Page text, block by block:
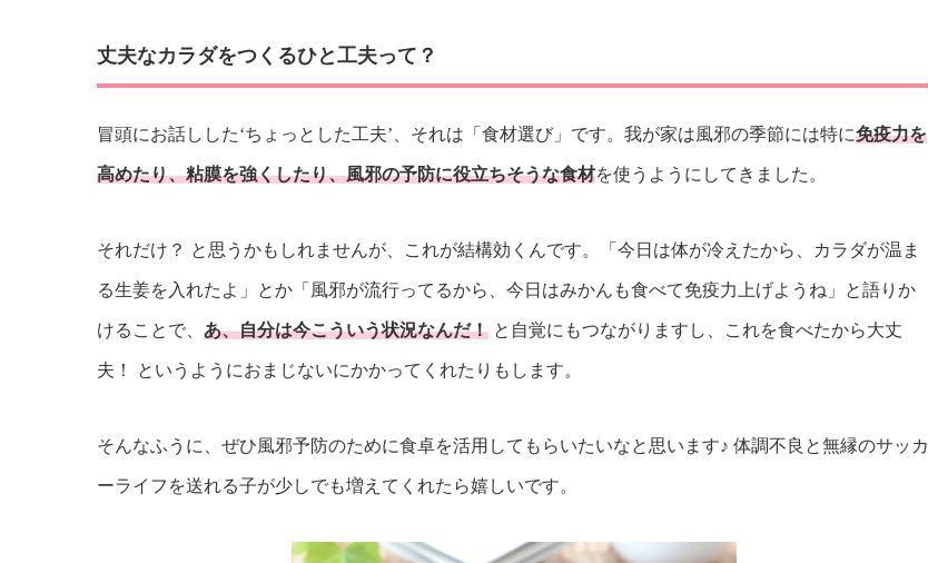
丈夫なカラダをつくるひと工夫って？
冒頭にお話しした‘ちょっとした工夫’、それは「食材選び」です。我が家は風邪の季節には特に免疫力を
高めたり、粘膜を強くしたり、風邪の予防に役立ちそうな食材を使うようにしてきました。
それだけ？ と思うかもしれませんが、これが結構効くんです。「今日は体が冷えたから、カラダが温ま
る生姜を入れたよ」とか「風邪が流行ってるから、今日はみかんも食べて免疫力上げようね」と語りか
けることで、 あ、自分は今こういう状況なんだ！ と自覚にもつながりますし、これを食べたから大丈
夫！ というようにおまじないにかかってくれたりもします。
そんなふうに、ぜひ風邪予防のために食卓を活用してもらいたいなと思います♪ 体調不良と無縁のサッカ
ーライフを送れる子が少しでも増えてくれたら嬉しいです。